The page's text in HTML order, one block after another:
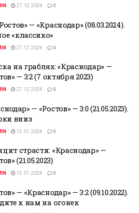
27.12.2024 0
— «Краснодар» (08.03.2024).
«классико»
27.12.2024 0
на граблях: «Краснодар» —
— 3:2 (7 октября 2023)
27.12.2024 0
— «Ростов» — 3:0 (21.05.2023).
вниз
15.01.2024 0
страсти: «Краснодар» —
(21.05.2023)
15.01.2024 0
— «Краснодар» — 3:2 (09.10.2022).
к нам на огонек